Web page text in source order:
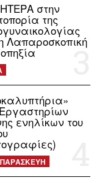
στην
της
Λαπαροσκοπική
ενηλίκων του
ΠΑΡΑΣΚΕΥΗ